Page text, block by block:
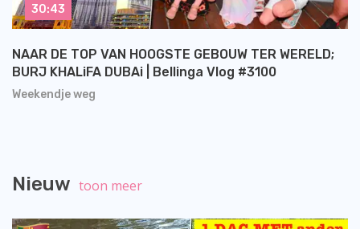
Weekendje weg
NAAR DE TOP VAN HOOGSTE GEBOUW TER WERELD;
BURJ KHALiFA DUBAi | Bellinga Vlog #3100
30:43
Nieuw toon meer